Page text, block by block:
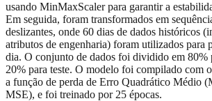
usando MinMaxScaler para garantir a
Em seguida, foram transformados em
deslizantes, onde 60 dias de dados históricos
atributos de engenharia) foram utilizados para
dia. O conjunto de dados foi dividido em 80%
20% para teste. O modelo foi compilado com
a função de perda de Erro Quadrático Médio
MSE), e foi treinado por 25 épocas.